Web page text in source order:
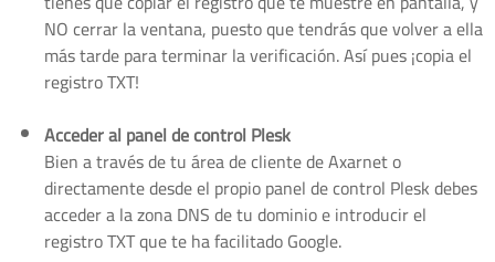
NO cerrar la ventana, puesto que tendrás que volver a ella
más tarde para terminar la verificación. Así pues ¡copia el
registro TXT!
Acceder al panel de control Plesk
Bien a través de tu área de cliente de Axarnet o
directamente desde el propio panel de control Plesk debes
acceder a la zona DNS de tu dominio e introducir el
registro TXT que te ha facilitado Google.